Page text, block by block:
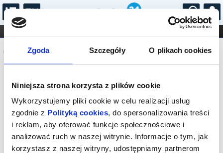
Zgoda Szczegóły O plikach cookies
Niniejsza strona korzysta z plików cookie
Wykorzystujemy pliki cookie w celu realizacji usług
zgodnie z Polityką cookies, do spersonalizowania treści
i reklam, aby oferować funkcje społecznościowe i
analizować ruch w naszej witrynie. Informacje o tym, jak
korzystasz z naszej witryny, udostępniamy partnerom
...
FILHARMONIA OPERA I BALET
STAND-UP
DLA DZIECI
Komunikat
Sprzedaż biletów na niniejsze
wydarzenie została zakończona. Zapytaj
w Kasie instytucji o dostępność biletów
na wydarzenie.